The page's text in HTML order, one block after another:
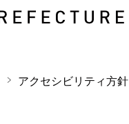
アクセシビリティ方針